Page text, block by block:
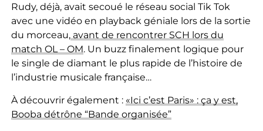
Rudy, déjà, avait secoué le réseau social Tik Tok
avec une vidéo en playback géniale lors de la sortie
du morceau,avant de rencontrer SCH lors du
match OL – OM. Un buzz finalement logique pour
le single de diamant le plus rapide de l’histoire de
l’industrie musicale française…
À découvrir également : «Ici c’est Paris» : ça y est,
Booba détrône “Bande organisée”